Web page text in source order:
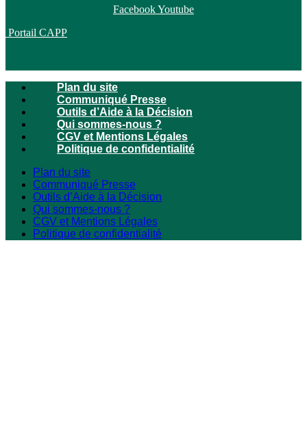
FacebookYoutube
Portail CAPP
Plan du site
Communiqué Presse
Outils d’Aide à la Décision
Qui sommes-nous ?
CGV et Mentions Légales
Politique de confidentialité
Plan du site
Communiqué Presse
Outils d’Aide à la Décision
Qui sommes-nous ?
CGV et Mentions Légales
Politique de confidentialité